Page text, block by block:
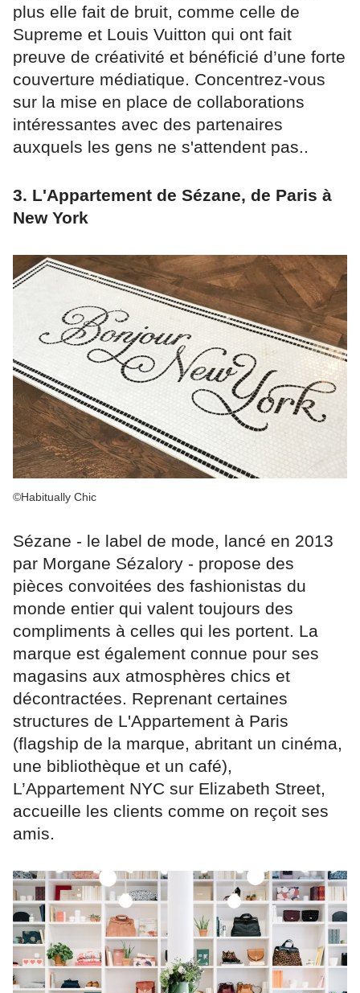
plus elle fait de bruit, comme celle de
Supreme et Louis Vuitton qui ont fait
preuve de créativité et bénéficié d’une forte
couverture médiatique. Concentrez-vous
sur la mise en place de collaborations
intéressantes avec des partenaires
auxquels les gens ne s'attendent pas..
3. L'Appartement de Sézane, de Paris à
New York
©Habitually Chic
Sézane - le label de mode, lancé en 2013
par Morgane Sézalory - propose des
pièces convoitées des fashionistas du
monde entier qui valent toujours des
compliments à celles qui les portent. La
marque est également connue pour ses
magasins aux atmosphères chics et
décontractées. Reprenant certaines
structures de L'Appartement à Paris
(flagship de la marque, abritant un cinéma,
une bibliothèque et un café),
L’Appartement NYC sur Elizabeth Street,
accueille les clients comme on reçoit ses
amis.